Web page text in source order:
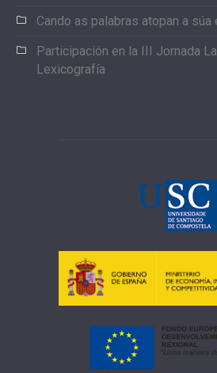
Cando as palabras atopan a súa
Participación en la III Jornada
Lexicografía